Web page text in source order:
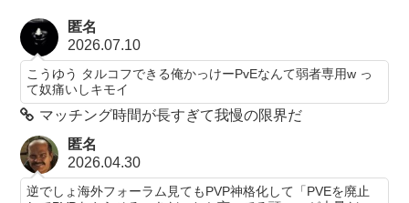
匿名
2026.07.10
こうゆう タルコフできる俺かっけーPvEなんて弱者専用w っ
て奴痛いしキモイ
マッチング時間が長すぎて我慢の限界だ
匿名
2026.04.30
逆でしょ海外フォーラム見てもPVP神格化して「PVEを廃止